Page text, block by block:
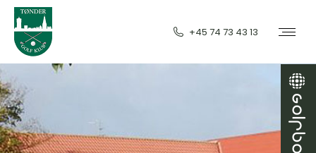
+45 74 73 43 13